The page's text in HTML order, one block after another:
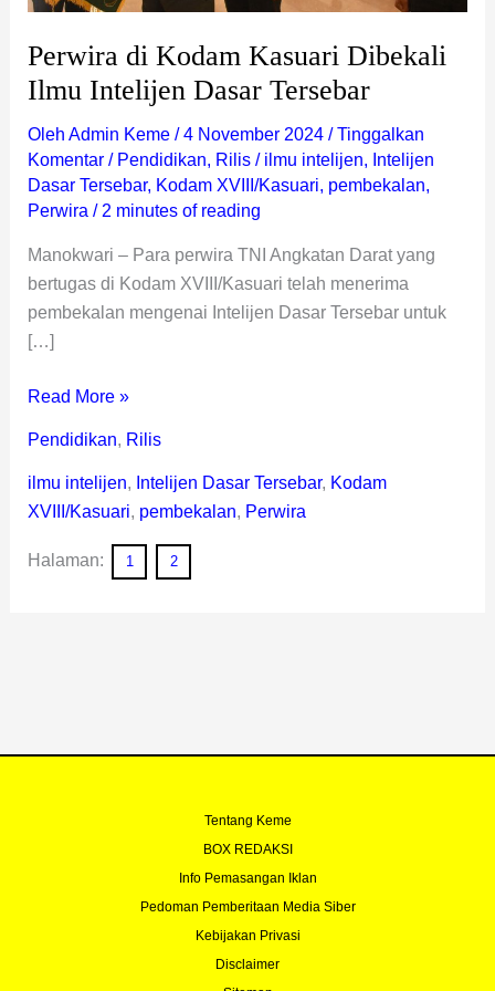
Perwira di Kodam Kasuari Dibekali
Ilmu Intelijen Dasar Tersebar
Oleh Admin Keme / 4 November 2024 / Tinggalkan
Komentar / Pendidikan, Rilis/ ilmu intelijen, Intelijen
Dasar Tersebar, Kodam XVIII/Kasuari, pembekalan,
Perwira/ 2 minutes of reading
Manokwari – Para perwira TNI Angkatan Darat yang
bertugas di Kodam XVIII/Kasuari telah menerima
pembekalan mengenai Intelijen Dasar Tersebar untuk
[…]
Read More »
Pendidikan, Rilis
ilmu intelijen, Intelijen Dasar Tersebar, Kodam
XVIII/Kasuari, pembekalan, Perwira
Halaman: 1 2
Tentang Keme
BOX REDAKSI
Info Pemasangan Iklan
Pedoman Pemberitaan Media Siber
Kebijakan Privasi
Disclaimer